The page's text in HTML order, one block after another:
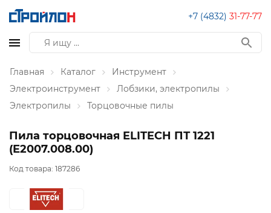
+7 (4832) 31-77-77
Главная Каталог
Инструмент
Электроинструмент
Лобзики, электропилы
Электропилы
Торцовочные пилы
Пила торцовочная ELITECH ПТ 1221
(E2007.008.00)
Код товара: 187286